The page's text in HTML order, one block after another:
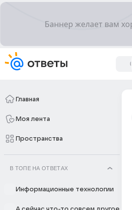
Главная
Моя лента
Пространства
В ТОПЕ НА ОТВЕТАХ
Информационные технологии